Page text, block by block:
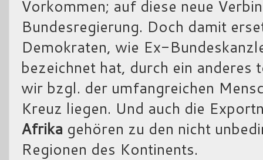
Vorkommen; auf diese neue
Bundesregierung. Doch damit
Demokraten, wie Ex-
bezeichnet hat, durch ein
wir bzgl. der umfangreichen
Kreuz liegen. Und auch die
Afrika gehören zu den nicht
Regionen des Kontinents.